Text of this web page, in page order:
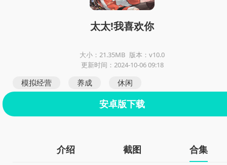
太太!我喜欢你
大小：21.35MB 版本：v10.0
更新时间：2024-10-06 09:18
模拟经营 养成 休闲
安卓版下载
介绍 截图 合集